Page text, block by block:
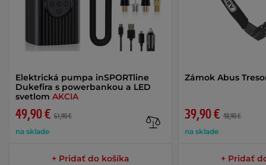
Elektrická pumpa inSPORTline
Dukefira s powerbankou a LED
svetlom AKCIA
49,90 € 61,90 €
na sklade
+ Pridať do košíka
Zámok Abus
39,90 € 48,90 €
na sklade
+ Pridať